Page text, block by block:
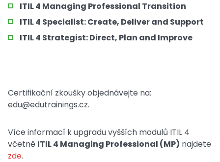
ITIL 4 Managing Professional Transition
ITIL 4 Specialist: Create, Deliver and Support
ITIL 4 Strategist: Direct, Plan and Improve
Certifikační zkoušky objednávejte na:
edu@edutrainings.cz.
Více informací k upgradu vyšších modulů ITIL 4
včetně ITIL 4 Managing Professional (MP) najdete
zde.